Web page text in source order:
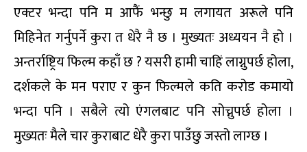
एक्टर भन्दा पनि म आफैं भन्छु म लगायत अरूले पनि
मिहिनेत गर्नुपर्ने कुरा त धेरै नै छ । मुख्यतः अध्ययन नै हो ।
अन्तर्राष्ट्रिय फिल्म कहाँ छ ? यसरी हामी चाहिं लाग्नुपर्छ होला,
दर्शकले के मन पराए र कुन फिल्मले कति करोड कमायो
भन्दा पनि । सबैले त्यो एंगलबाट पनि सोच्नुपर्छ होला ।
मुख्यतः मैले चार कुराबाट धेरै कुरा पाउँछु जस्तो लाग्छ ।